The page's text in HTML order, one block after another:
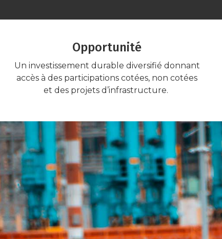
Opportunité
Un investissement durable diversifié donnant
accès à des participations cotées, non cotées
et des projets d’infrastructure.